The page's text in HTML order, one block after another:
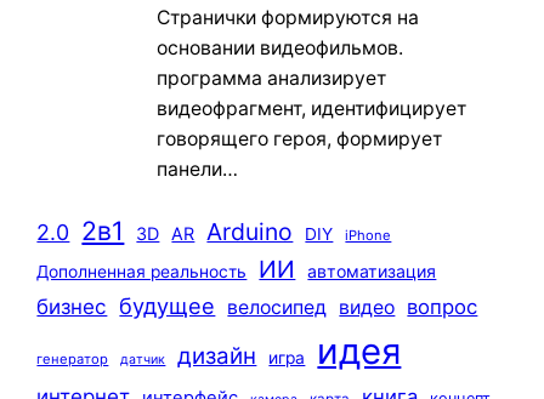
Странички формируются на
основании видеофильмов.
программа анализирует
видеофрагмент, идентифицирует
говорящего героя, формирует
панели…
2.0 2в1 3D AR Arduino DIY iPhone
Дополненная реальность ИИ автоматизация
бизнес будущее велосипед видео вопрос
генератор датчик дизайн игра идея